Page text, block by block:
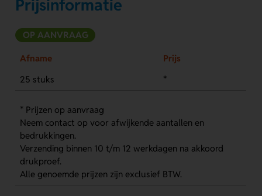
Prijsinformatie
OP AANVRAAG
Afname
Prijs
25 stuks
*
* Prijzen op aanvraag
Neem contact op voor afwijkende aantallen en
bedrukkingen.
Verzending binnen 10 t/m 12 werkdagen na akkoord
drukproef.
Alle genoemde prijzen zijn exclusief BTW.